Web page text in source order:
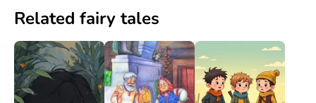
Related fairy tales